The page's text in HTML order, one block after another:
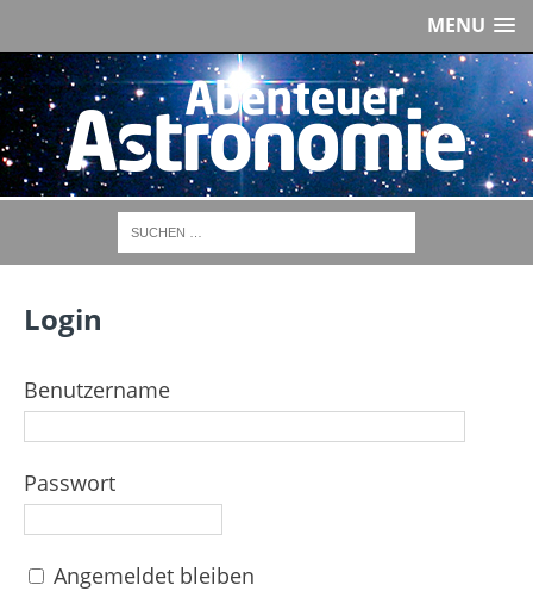
MENU
Login
Benutzername
Passwort
Angemeldet bleiben